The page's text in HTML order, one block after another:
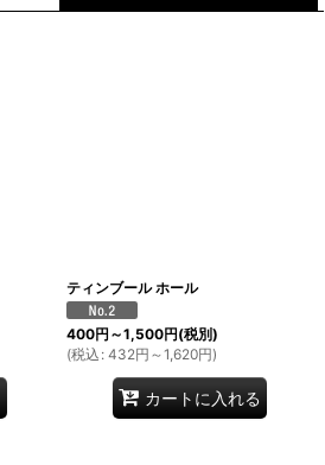
ティンブール ホール
400円 ～1,500円(税別)
(税込 : 432円 ～1,620円)
カートに入れる